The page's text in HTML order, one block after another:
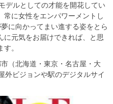
デルとしての才能を開花してい
常に女性をエンパワーメントし
に向かってまい進する姿をとら
に元気をお届けできれば、と思
。
（北海道・東京・名古屋・大
外ビジョンや駅のデジタルサイ